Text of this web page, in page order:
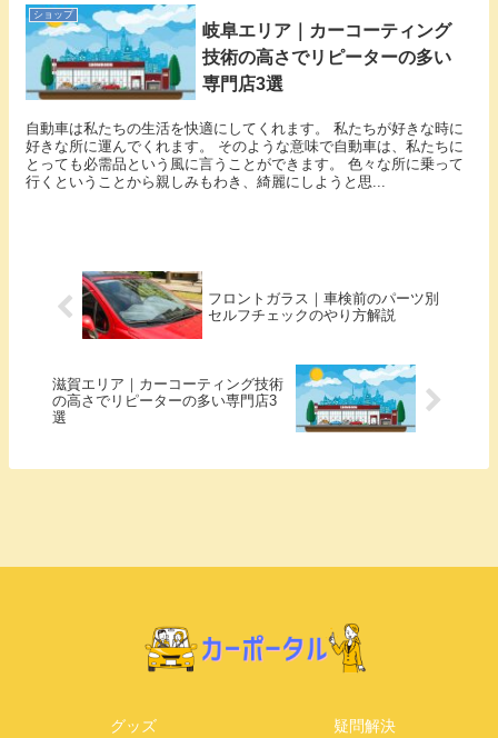
ショップ
岐阜エリア｜カーコーティング
技術の高さでリピーターの多い
専門店3選
自動車は私たちの生活を快適にしてくれます。 私たちが好きな時に
好きな所に運んでくれます。 そのような意味で自動車は、私たちに
とっても必需品という風に言うことができます。 色々な所に乗って
行くということから親しみもわき、綺麗にしようと思...
フロントガラス｜車検前のパーツ別
セルフチェックのやり方解説
滋賀エリア｜カーコーティング技術
の高さでリピーターの多い専門店3
選
グッズ 疑問解決